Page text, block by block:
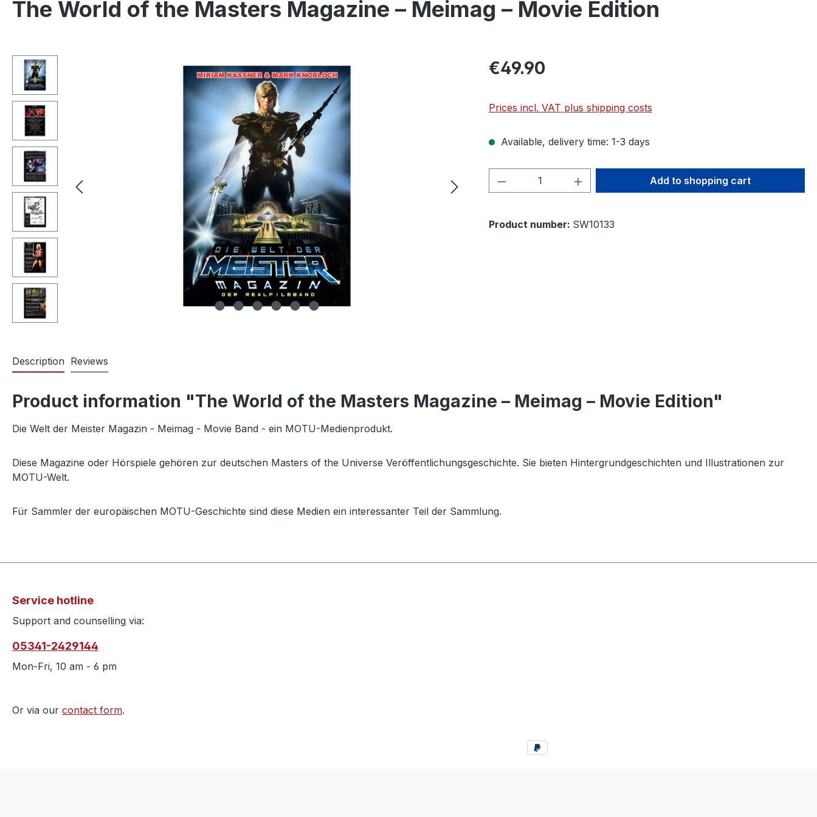
The World of the Masters Magazine – Meimag – Movie Edition
Skip image gallery €49.90
Prices incl. VAT plus shipping costs
Available, delivery time: 1-3 days
Product Quantity: Enter the desired amount
Add to shopping cart
Product number: SW10133
Description Reviews
Product information "The World of the Masters Magazine – Meimag – Movie Edition"
Die Welt der Meister Magazin - Meimag - Movie Band - ein MOTU-Medienprodukt.
Diese Magazine oder Hörspiele gehören zur deutschen Masters of the Universe Veröffentlichungsgeschichte. Sie bieten Hintergrundgeschichten und Illustrationen zur
MOTU-Welt.
Für Sammler der europäischen MOTU-Geschichte sind diese Medien ein interessanter Teil der Sammlung.
Service hotline
Support and counselling via:
05341-2429144
Mon-Fri, 10 am - 6 pm
Or via our contact form.